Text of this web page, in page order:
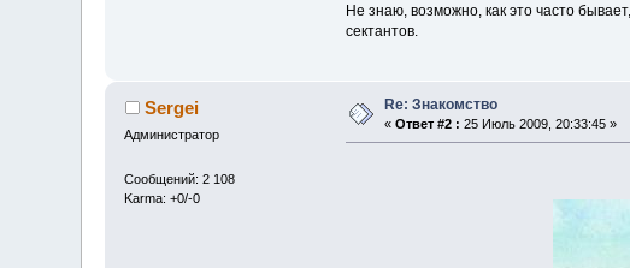
Не знаю, возможно, как это часто
сектантов.
Sergei
Администратор
Сообщений: 2 108
Karma: +0/-0
Re: Знакомство
«Ответ #2 : 25 Июль 2009, 20:33:45 »